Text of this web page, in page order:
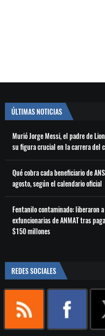
ÚLTIMAS NOTICIAS
Murió Jorge Messi, el padre de
su figura crucial en la carrera del
Qué cobra cada beneficiario de
agosto, según el calendario oficial
Fentanilo contaminado: liberaron
exfuncionarias de ANMAT tras
$150 millones
REDES SOCIALES